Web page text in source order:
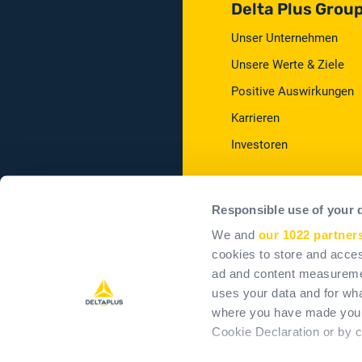
Responsible use of your
We and our 1022
cookies to store and
ad and content
uses your data and for
where you have made
Cookie Declaration or by
Delta Plus
Unser Unternehmen
Unsere Werte & Ziele
Positive Auswirkungen
Karrieren
Investoren
AGBs